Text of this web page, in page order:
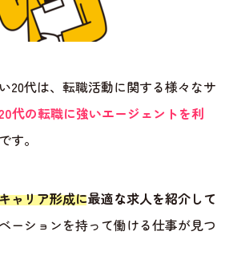
20代は、転職活動に関する様々なサ
代の転職に強いエージェントを利
です。
ャリア形成に最適な求人を紹介して
ーションを持って働ける仕事が見つ